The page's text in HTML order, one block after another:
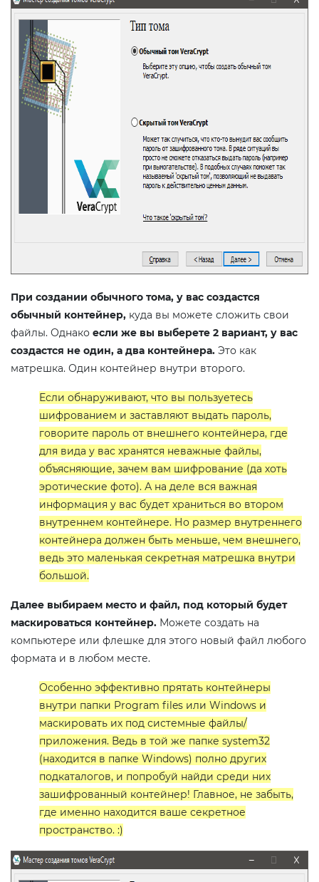
При создании обычного тома, у вас создастся
обычный контейнер, куда вы можете сложить свои
файлы. Однако если же вы выберете 2 вариант, у вас
создастся не один, а два контейнера. Это как
матрешка. Один контейнер внутри второго.
Если обнаруживают, что вы пользуетесь
шифрованием и заставляют выдать пароль,
говорите пароль от внешнего контейнера, где
для вида у вас хранятся неважные файлы,
объясняющие, зачем вам шифрование (да хоть
эротические фото). А на деле вся важная
информация у вас будет храниться во втором
внутреннем контейнере. Но размер внутреннего
контейнера должен быть меньше, чем внешнего,
ведь это маленькая секретная матрешка внутри
большой.
Далее выбираем место и файл, под который будет
маскироваться контейнер. Можете создать на
компьютере или флешке для этого новый файл любого
формата и в любом месте.
Особенно эффективно прятать контейнеры
внутри папки Program files или Windows и
маскировать их под системные файлы/
приложения. Ведь в той же папке system32
(находится в папке Windows) полно других
подкаталогов, и попробуй найди среди них
зашифрованный контейнер! Главное, не забыть,
где именно находится ваше секретное
пространство. :)